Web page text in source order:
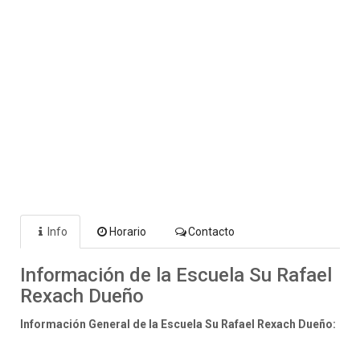
Info Horario Contacto
Información de la Escuela Su Rafael
Rexach Dueño
Información General de la Escuela Su Rafael Rexach Dueño: